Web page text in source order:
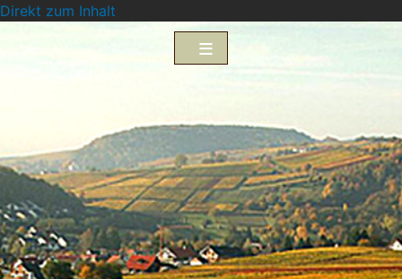
Direkt zum Inhalt